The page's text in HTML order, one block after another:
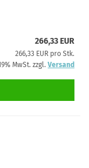
266,33 EUR
266,33 EUR pro Stk.
MwSt. zzgl. Versand